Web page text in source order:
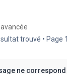
trouvé • Page 1
ne